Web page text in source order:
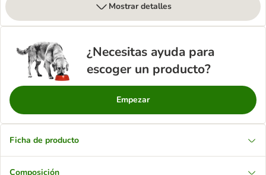
Mostrar detalles
¿Necesitas ayuda para
escoger un producto?
Empezar
Ficha de producto
Composición